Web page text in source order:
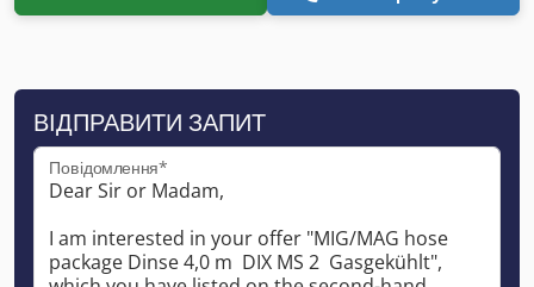
ВІДПРАВИТИ ЗАПИТ
Повідомлення*